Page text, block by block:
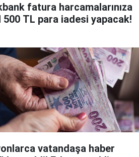
fatura harcamalarınıza
500 TL para iadesi yapacak!
vatandaşa haber